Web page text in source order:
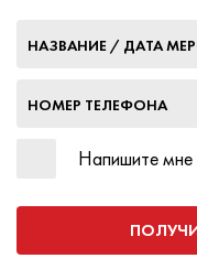
НАЗВАНИЕ / ДАТА
НОМЕР ТЕЛЕФОНА
Напишите